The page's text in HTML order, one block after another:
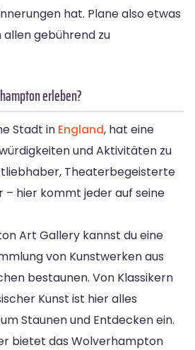
hat. Plane also etwas
allen gebührend zu
erleben?
Stadt in England, hat eine
und Aktivitäten zu
Theaterbegeisterte
hier kommt jeder auf seine
Art Gallery kannst du eine
von Kunstwerken aus
bestaunen. Von Klassikern
Kunst ist hier alles
Staunen und Entdecken ein.
bietet das Wolverhampton